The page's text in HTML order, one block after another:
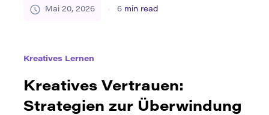
aber nicht identisch. Kultur ist das umfassendere
Person oder Gruppe ihre Beziehung […]
Mai 20, 2026 6 min read
Kreatives Lernen
Kreatives Vertrauen:
Strategien zur Überwindung